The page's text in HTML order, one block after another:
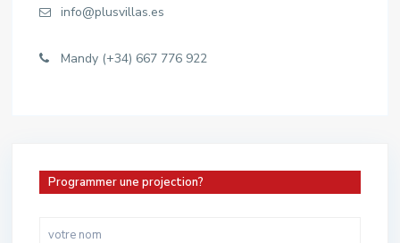
info@plusvillas.es
Mandy (+34) 667 776 922
Programmer une projection?